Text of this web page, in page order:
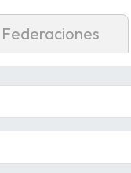
Federaciones